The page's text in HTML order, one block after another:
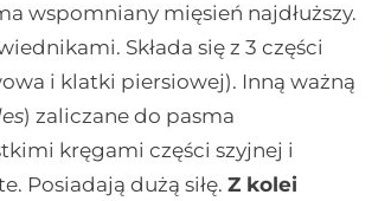
wspomniany mięsień najdłuższy.
Składa się z 3 części
i klatki piersiowej). Inną ważną
) zaliczane do pasma
kręgami części szyjnej i
Posiadają dużą siłę.Z kolei